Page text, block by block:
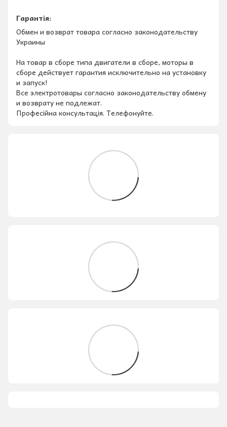
Гарантія:
Обмен и возврат товара согласно законодательству
Украины
На товар в сборе типа двигатели в сборе, моторы в
сборе действует гарантия исключительно на установку
и запуск!
Все электротовары согласно законодательству обмену
и возврату не подлежат.
Професійна консультація. Телефонуйте.